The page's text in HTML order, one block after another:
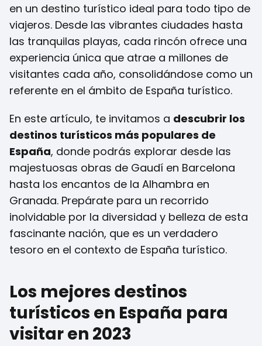
en un destino turístico ideal para todo tipo de
viajeros. Desde las vibrantes ciudades hasta
las tranquilas playas, cada rincón ofrece una
experiencia única que atrae a millones de
visitantes cada año, consolidándose como un
referente en el ámbito de España turístico.
En este artículo, te invitamos a descubrir los
destinos turísticos más populares de
España, donde podrás explorar desde las
majestuosas obras de Gaudí en Barcelona
hasta los encantos de la Alhambra en
Granada. Prepárate para un recorrido
inolvidable por la diversidad y belleza de esta
fascinante nación, que es un verdadero
tesoro en el contexto de España turístico.
Los mejores destinos
turísticos en España para
visitar en 2023